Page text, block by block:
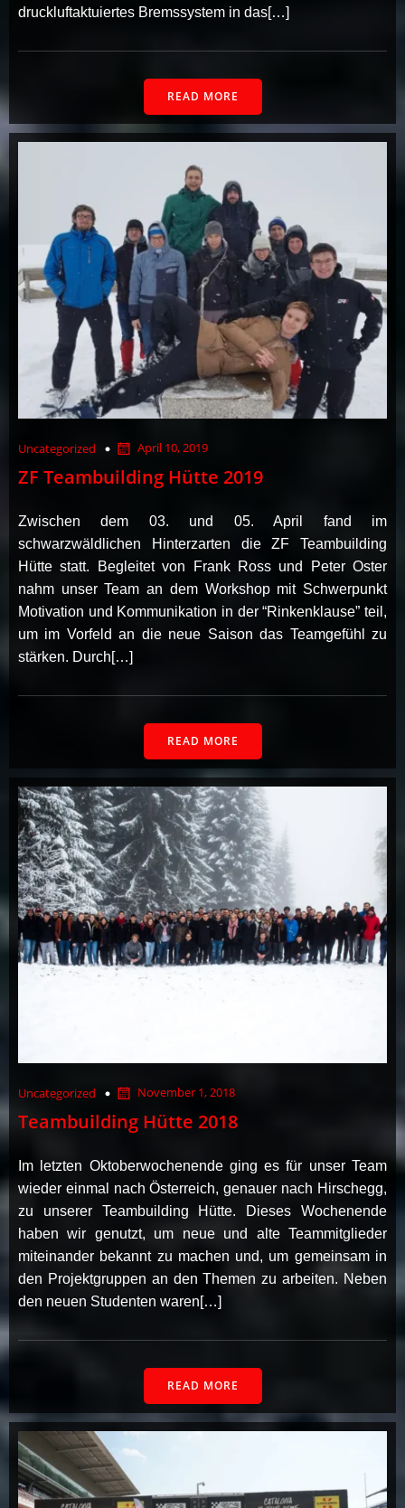
druckluftaktuiertes Bremssystem in das[…]
READ MORE
Uncategorized April 10, 2019
ZF Teambuilding Hütte 2019
Zwischen dem 03. und 05. April fand im
schwarzwäldlichen Hinterzarten die ZF Teambuilding
Hütte statt. Begleitet von Frank Ross und Peter Oster
nahm unser Team an dem Workshop mit Schwerpunkt
Motivation und Kommunikation in der “Rinkenklause” teil,
um im Vorfeld an die neue Saison das Teamgefühl zu
stärken. Durch[…]
READ MORE
Uncategorized November 1, 2018
Teambuilding Hütte 2018
Im letzten Oktoberwochenende ging es für unser Team
wieder einmal nach Österreich, genauer nach Hirschegg,
zu unserer Teambuilding Hütte. Dieses Wochenende
haben wir genutzt, um neue und alte Teammitglieder
miteinander bekannt zu machen und, um gemeinsam in
den Projektgruppen an den Themen zu arbeiten. Neben
den neuen Studenten waren[…]
READ MORE